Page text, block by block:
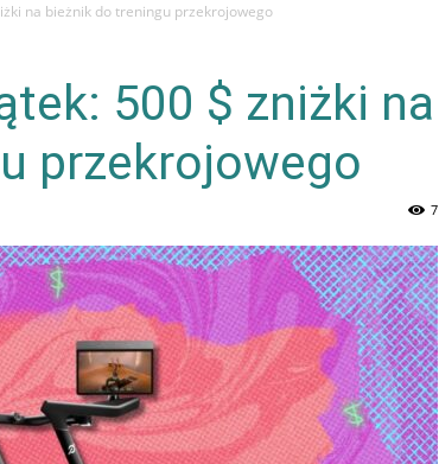
na bieżnik do treningu przekrojowego
500 $ zniżki na
przekrojowego
7